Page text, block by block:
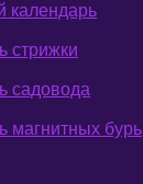
календарь
стрижки
садовода
магнитных бурь